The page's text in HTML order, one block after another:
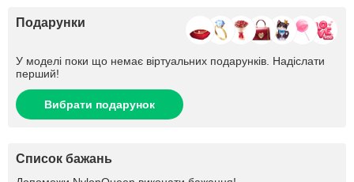
Подарунки
У моделі поки що немає віртуальних подарунків. Надіслати
перший!
Вибрати подарунок
Список бажань